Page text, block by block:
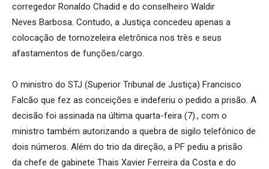
corregedor Ronaldo Chadid e do conselheiro Waldir
Neves Barbosa. Contudo, a Justiça concedeu apenas a
colocação de tornozeleira eletrônica nos três e seus
afastamentos de funções/cargo.
O ministro do STJ (Superior Tribunal de Justiça) Francisco
Falcão que fez as conceições e indeferiu o pedido a prisão. A
decisão foi assinada na última quarta-feira (7)., com o
ministro também autorizando a quebra de sigilo telefônico de
dois números. Além do trio da direção, a PF pediu a prisão
da chefe de gabinete Thais Xavier Ferreira da Costa e do